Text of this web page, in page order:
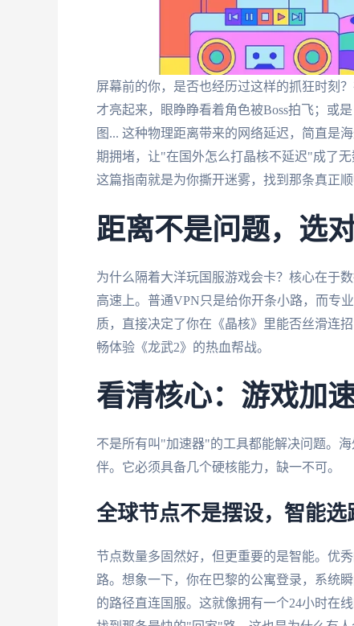
屏幕前的你，是否也经历过这样的抓狂时刻
才亮起来，眼睁睁看着角色被Boss拍飞；或
图... 这种物理距离带来的网络延迟，简直是
期拥堵，让"在国外怎么打晶核不延迟"成了
这篇指南就是为你撕开迷雾，找到那条真正顺
距离不是问题，选
为什么隔着大洋玩国服游戏会卡？核心在于
高速上。普通VPN只是给你开条小路，而专
质，直接决定了你在《晶核》里能否丝滑连
畅体验《龙武2》的热血帮战。
看清核心：游戏加
不是所有叫"加速器"的工具都能解决问题。
伴。它必须具备几个硬核能力，缺一不可。
全球节点不是摆设，智能选
节点数量多固然好，但更重要的是智能。优
路。想象一下，你在巴黎的公寓登录，系统
的路径直连国服。这就像拥有一个24小时在